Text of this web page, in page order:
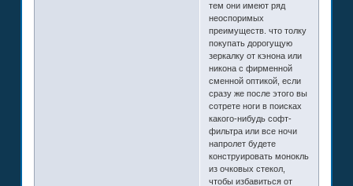
тем они имеют ряд
неоспоримых
преимуществ. что толку
покупать дорогущую
зеркалку от кэнона или
никона с фирменной
сменной оптикой, если
сразу же после этого вы
сотрете ноги в поисках
какого-нибудь софт-
фильтра или все ночи
напролет будете
конструировать монокль
из очковых стекол,
чтобы избавиться от